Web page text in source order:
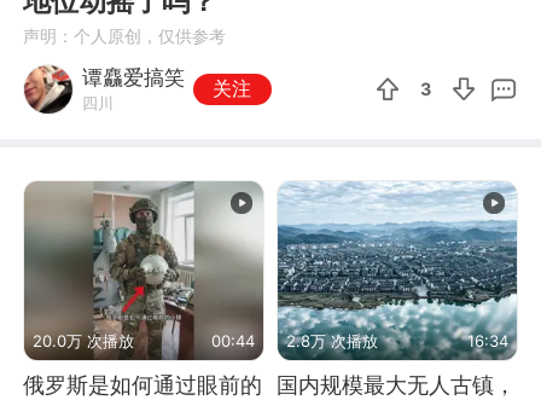
声明：个人原创，仅供参考
谭麤爱搞笑
四川
关注 3
20.0万 次播放 00:44
俄罗斯是如何通过眼前的
2.8万 次播放 16:34
国内规模最大无人古镇，